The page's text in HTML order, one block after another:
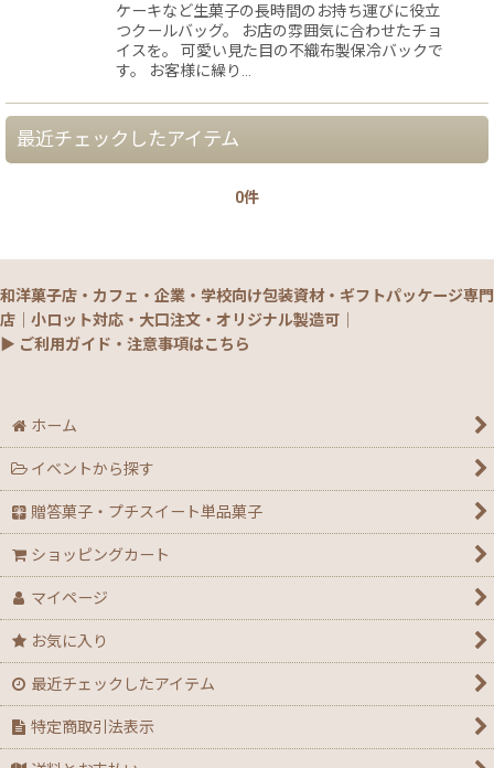
ケーキなど生菓子の長時間のお持ち運びに役立
つクールバッグ。 お店の雰囲気に合わせたチョ
イスを。 可愛い見た目の不織布製保冷バックで
す。 お客様に繰り…
最近チェックしたアイテム
0件
和洋菓子店・カフェ・企業・学校向け包装資材・ギフトパッケージ専門
店｜小ロット対応・大口注文・オリジナル製造可｜
▶ ご利用ガイド・注意事項はこちら
ホーム
イベントから探す
贈答菓子・プチスイート単品菓子
ショッピングカート
マイページ
お気に入り
最近チェックしたアイテム
特定商取引法表示